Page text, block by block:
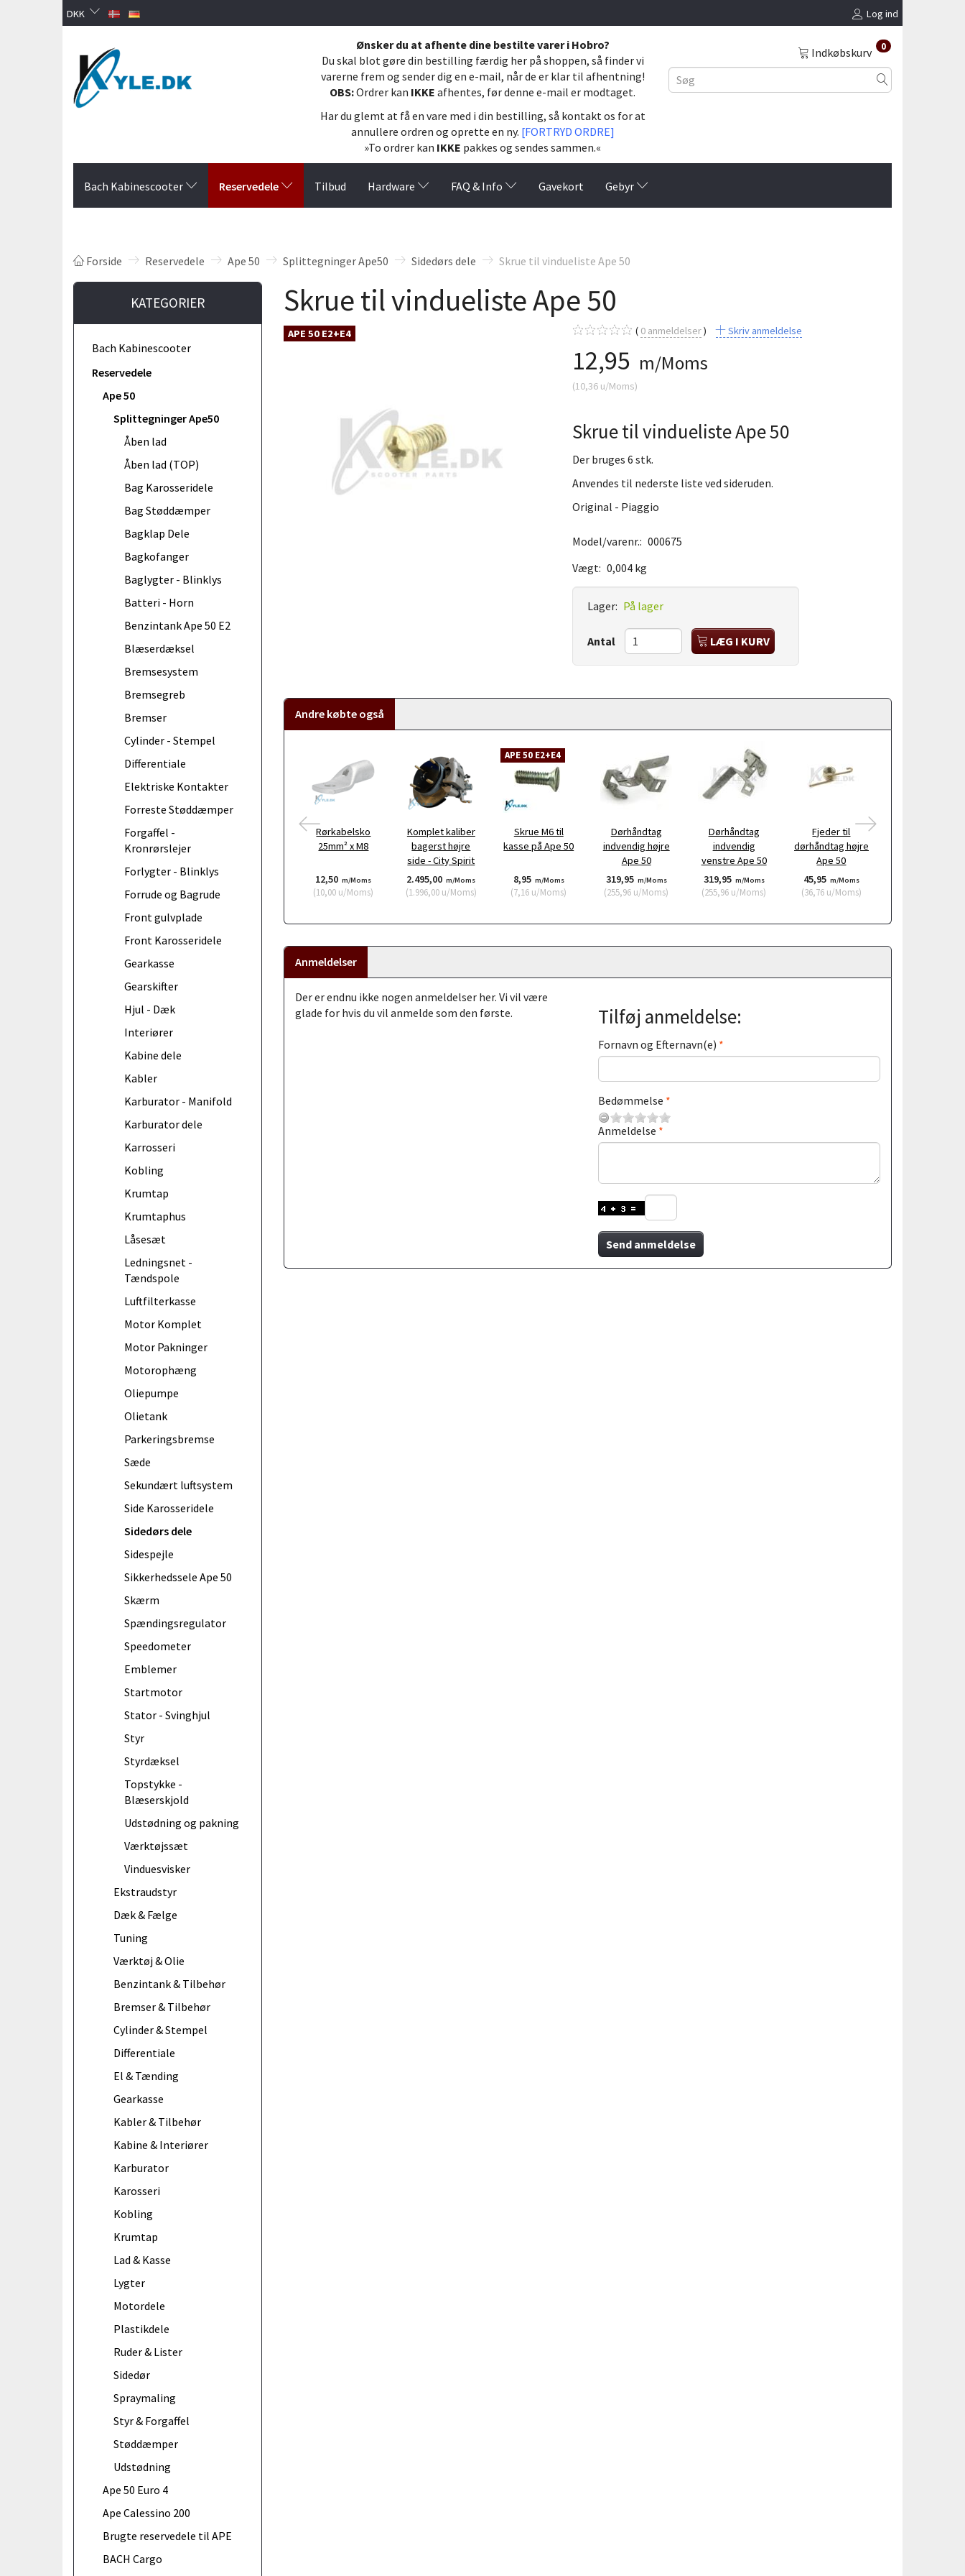
DKK Log ind
Ønsker du at afhente dine bestilte varer i Hobro?
Du skal blot gøre din bestilling færdig her på shoppen, så finder vi
varerne frem og sender dig en e-mail, når de er klar til afhentning!
OBS:Ordrer kan IKKE afhentes, før denne e-mail er modtaget.
Har du glemt at få en vare med i din bestilling, så kontakt os for at
annullere ordren og oprette en ny. [FORTRYD ORDRE]
»To ordrer kan IKKE pakkes og sendes sammen.«
Indkøbskurv 0
Bach Kabinescooter Reservedele Tilbud Hardware FAQ & Info Gavekort Gebyr
Forside Reservedele Ape 50 Splittegninger Ape50 Sidedørs dele Skrue til vindueliste Ape 50
KATEGORIER
Bach Kabinescooter
Reservedele
Ape 50
Splittegninger Ape50
Åben lad
Åben lad (TOP)
Bag Karosseridele
Bag Støddæmper
Bagklap Dele
Bagkofanger
Baglygter - Blinklys
Batteri - Horn
Benzintank Ape 50 E2
Blæserdæksel
Bremsesystem
Bremsegreb
Bremser
Cylinder - Stempel
Differentiale
Elektriske Kontakter
Forreste Støddæmper
Forgaffel -
Kronrørslejer
Forlygter - Blinklys
Forrude og Bagrude
Front gulvplade
Front Karosseridele
Gearkasse
Gearskifter
Hjul - Dæk
Interiører
Kabine dele
Kabler
Karburator - Manifold
Karburator dele
Karrosseri
Kobling
Krumtap
Krumtaphus
Låsesæt
Ledningsnet -
Tændspole
Luftfilterkasse
Motor Komplet
Motor Pakninger
Motorophæng
Oliepumpe
Olietank
Parkeringsbremse
Sæde
Sekundært luftsystem
Side Karosseridele
Sidedørs dele
Sidespejle
Sikkerhedssele Ape 50
Skærm
Spændingsregulator
Speedometer
Emblemer
Startmotor
Stator - Svinghjul
Styr
Styrdæksel
Topstykke -
Blæserskjold
Udstødning og pakning
Værktøjssæt
Vinduesvisker
Ekstraudstyr
Dæk & Fælge
Tuning
Værktøj & Olie
Benzintank & Tilbehør
Bremser & Tilbehør
Cylinder & Stempel
Differentiale
El & Tænding
Gearkasse
Kabler & Tilbehør
Kabine & Interiører
Karburator
Karosseri
Kobling
Krumtap
Lad & Kasse
Lygter
Motordele
Plastikdele
Ruder & Lister
Sidedør
Spraymaling
Styr & Forgaffel
Støddæmper
Udstødning
Ape 50 Euro 4
Ape Calessino 200
Brugte reservedele til APE
BACH Cargo
Skrue til vindueliste Ape 50
APE 50 E2+E4 0anmeldelser Skriv anmeldelse
12,95 m/Moms
(10,36u/Moms)
Skrue til vindueliste Ape 50
Der bruges 6 stk.
Anvendes til nederste liste ved sideruden.
Original - Piaggio
Model/varenr.: 000675
Vægt: 0,004 kg
Lager: På lager
Antal LÆG I KURV
Andre købte også
Rørkabelsko
25mm² x M8
12,50 m/Moms
(10,00 u/Moms)
Komplet kaliber
bagerst højre
side - City Spirit
2.495,00 m/Moms
(1.996,00u/Moms)
APE 50 E2+E4
Skrue M6 til
kasse på Ape 50
8,95 m/Moms
(7,16 u/Moms)
Dørhåndtag
indvendig højre
Ape 50
319,95 m/Moms
(255,96 u/Moms)
Dørhåndtag
indvendig
venstre Ape 50
319,95 m/Moms
(255,96 u/Moms)
Fjeder til
dørhåndtag højre
Ape 50
45,95 m/Moms
(36,76u/Moms)
Anmeldelser
Der er endnu ikke nogen anmeldelser her. Vi vil være
glade for hvis du vil anmelde som den første.
Tilføj anmeldelse:
Fornavn og Efternavn(e)
Bedømmelse
Anmeldelse
Send anmeldelse